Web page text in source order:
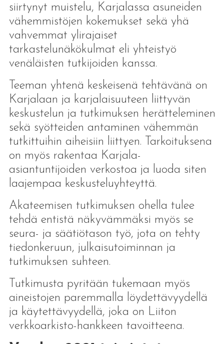
siirtynyt muistelu, Karjalassa asuneiden
vähemmistöjen kokemukset sekä yhä
vahvemmat ylirajaiset
tarkastelunäkökulmat eli yhteistyö
venäläisten tutkijoiden kanssa.
Teeman yhtenä keskeisenä tehtävänä on
Karjalaan ja karjalaisuuteen liittyvän
keskustelun ja tutkimuksen herätteleminen
sekä syötteiden antaminen vähemmän
tutkittuihin aiheisiin liittyen. Tarkoituksena
on myös rakentaa Karjala-
asiantuntijoiden verkostoa ja luoda siten
laajempaa keskusteluyhteyttä.
Akateemisen tutkimuksen ohella tulee
tehdä entistä näkyvämmäksi myös se
seura- ja säätiötason työ, jota on tehty
tiedonkeruun, julkaisutoiminnan ja
tutkimuksen suhteen.
Tutkimusta pyritään tukemaan myös
aineistojen paremmalla löydettävyydellä
ja käytettävyydellä, joka on Liiton
verkkoarkisto-hankkeen tavoitteena.